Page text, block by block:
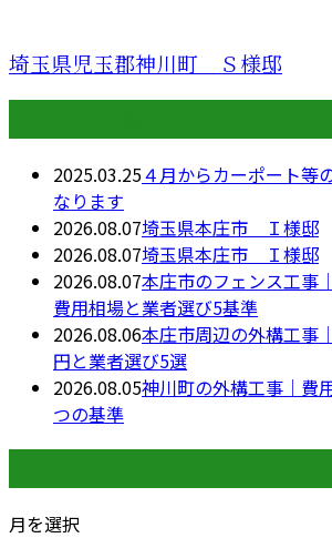
埼玉県児玉郡神川町 Ｓ様邸
2025.03.25４月からカーポート等
なります
2026.08.07埼玉県本庄市 Ｉ様邸
2026.08.07埼玉県本庄市 Ｉ様邸
2026.08.07本庄市のフェンス工事
費用相場と業者選び5基準
2026.08.06本庄市周辺の外構工事
円と業者選び5選
2026.08.05神川町の外構工事｜費
つの基準
月を選択